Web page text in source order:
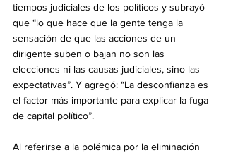
tiempos judiciales de los políticos y subrayó
que “lo que hace que la gente tenga la
sensación de que las acciones de un
dirigente suben o bajan no son las
elecciones ni las causas judiciales, sino las
expectativas”. Y agregó: “La desconfianza es
el factor más importante para explicar la fuga
de capital político”.
Al referirse a la polémica por la eliminación